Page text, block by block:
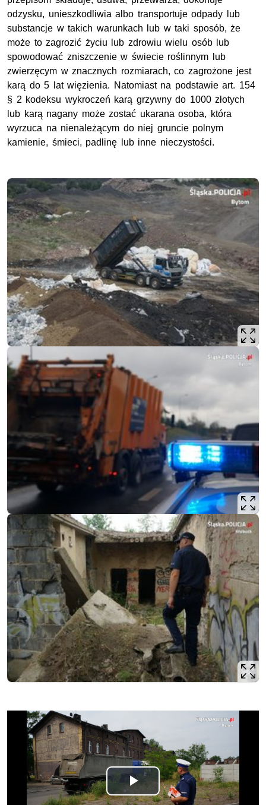
odzysku, unieszkodliwia albo transportuje odpady lub
substancje w takich warunkach lub w taki sposób, że
może to zagrozić życiu lub zdrowiu wielu osób lub
spowodować zniszczenie w świecie roślinnym lub
zwierzęcym w znacznych rozmiarach, co zagrożone jest
karą do 5 lat więzienia. Natomiast na podstawie art. 154
§ 2 kodeksu wykroczeń karą grzywny do 1000 złotych
lub karą nagany może zostać ukarana osoba, która
wyrzuca na nienależącym do niej gruncie polnym
kamienie, śmieci, padlinę lub inne nieczystości.
Opis filmu: Krajowa Mapa Zagrożeń Bezpieczeństwa z
Odtwórz